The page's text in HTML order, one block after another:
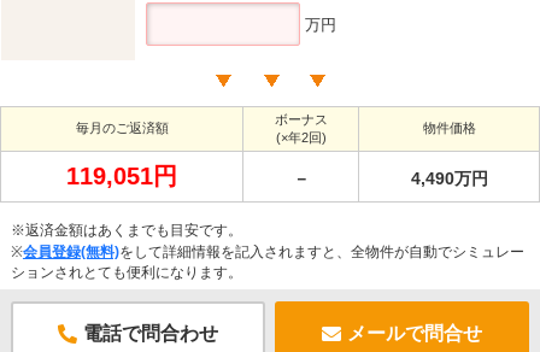
万円
毎月のご返済額
ボーナス
(×年2回)
物件価格
119,051円 － 4,490万円
※返済金額はあくまでも目安です。
※会員登録(無料)をして詳細情報を記入されますと、全物件が自動でシミュレー
ションされとても便利になります。
電話で問合わせ メールで問合せ